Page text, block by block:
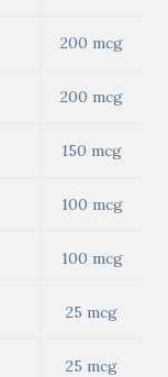
200 mcg
200 mcg
150 mcg
100 mcg
100 mcg
25 mcg
25 mcg